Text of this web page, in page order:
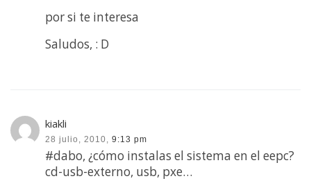
por si te interesa
Saludos, : D
kiakli
28 julio, 2010, 9:13 pm
#dabo, ¿cómo instalas el sistema en el eepc?
cd-usb-externo, usb, pxe…